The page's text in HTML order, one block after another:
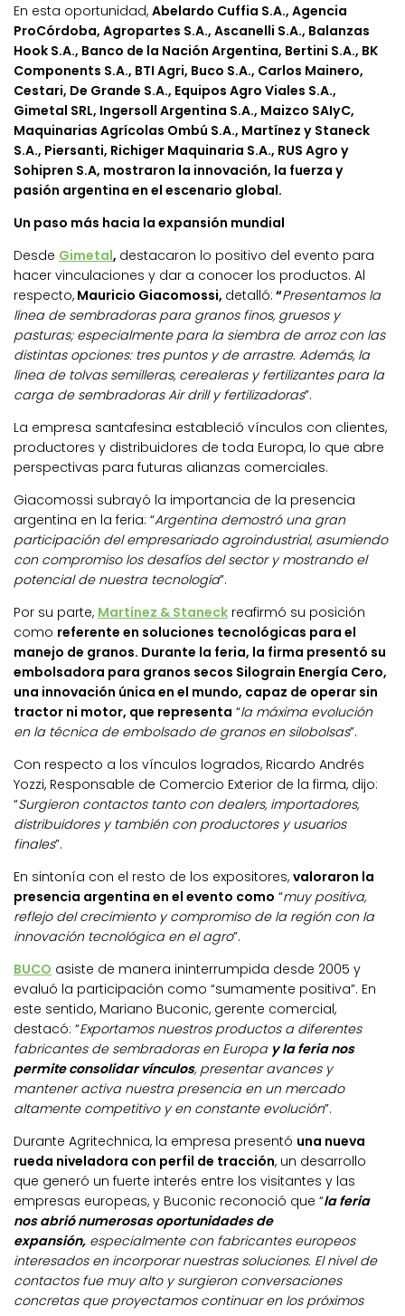
En esta oportunidad, Abelardo Cuffia S.A., Agencia
ProCórdoba, Agropartes S.A., Ascanelli S.A., Balanzas
Hook S.A., Banco de la Nación Argentina, Bertini S.A., BK
Components S.A., BTI Agri, Buco S.A., Carlos Mainero,
Cestari, De Grande S.A., Equipos Agro Viales S.A.,
Gimetal SRL, Ingersoll Argentina S.A., Maizco SAIyC,
Maquinarias Agrícolas Ombú S.A., Martínez y Staneck
S.A., Piersanti, Richiger Maquinaria S.A., RUS Agro y
Sohipren S.A, mostraron la innovación, la fuerza y
pasión argentina en el escenario global.
Un paso más hacia la expansión mundial
Desde Gimetal, destacaron lo positivo del evento para
hacer vinculaciones y dar a conocer los productos. Al
respecto, Mauricio Giacomossi, detalló: “Presentamos la
línea de sembradoras para granos finos, gruesos y
pasturas; especialmente para la siembra de arroz con las
distintas opciones: tres puntos y de arrastre. Además, la
línea de tolvas semilleras, cerealeras y fertilizantes para la
carga de sembradoras Air drill y fertilizadoras”.
La empresa santafesina estableció vínculos con clientes,
productores y distribuidores de toda Europa, lo que abre
perspectivas para futuras alianzas comerciales.
Giacomossi subrayó la importancia de la presencia
argentina en la feria: “Argentina demostró una gran
participación del empresariado agroindustrial, asumiendo
con compromiso los desafíos del sector y mostrando el
potencial de nuestra tecnología”.
Por su parte, Martínez & Staneck reafirmó su posición
como referente en soluciones tecnológicas para el
manejo de granos. Durante la feria, la firma presentó su
embolsadora para granos secos Silograin Energía Cero,
una innovación única en el mundo, capaz de operar sin
tractor ni motor, que representa “la máxima evolución
en la técnica de embolsado de granos en silobolsas”.
Con respecto a los vínculos logrados, Ricardo Andrés
Yozzi, Responsable de Comercio Exterior de la firma, dijo:
“Surgieron contactos tanto con dealers, importadores,
distribuidores y también con productores y usuarios
finales”.
En sintonía con el resto de los expositores, valoraron la
presencia argentina en el evento como “muy positiva,
reflejo del crecimiento y compromiso de la región con la
innovación tecnológica en el agro”.
BUCO asiste de manera ininterrumpida desde 2005 y
evaluó la participación como “sumamente positiva”. En
este sentido, Mariano Buconic, gerente comercial,
destacó: “Exportamos nuestros productos a diferentes
fabricantes de sembradoras en Europa y la feria nos
permite consolidar vínculos, presentar avances y
mantener activa nuestra presencia en un mercado
altamente competitivo y en constante evolución”.
Durante Agritechnica, la empresa presentó una nueva
rueda niveladora con perfil de tracción, un desarrollo
que generó un fuerte interés entre los visitantes y las
empresas europeas, y Buconic reconoció que “la feria
nos abrió numerosas oportunidades de
expansión, especialmente con fabricantes europeos
interesados en incorporar nuestras soluciones. El nivel de
contactos fue muy alto y surgieron conversaciones
concretas que proyectamos continuar en los próximos